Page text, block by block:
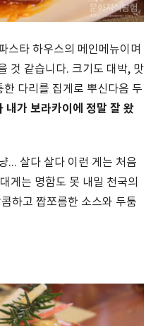
스타 하우스의 메인메뉴이며
것 같습니다. 크기도 대박, 맛
다리를 집게로 뿌신다음 두
내가 보라카이에 정말 잘 왔
... 살다 살다 이런 게는 처음
게는 명함도 못 내밀 천국의
하고 짭쪼름한 소스와 두툼